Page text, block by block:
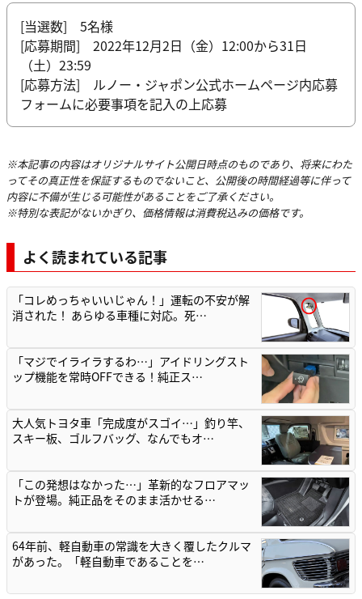
[当選数] 5名様
[応募期間] 2022年12月2日（金）12:00から31日
（土）23:59
[応募方法] ルノー・ジャポン公式ホームページ内応募
フォームに必要事項を記入の上応募
※本記事の内容はオリジナルサイト公開日時点のものであり、将来にわた
ってその真正性を保証するものでないこと、公開後の時間経過等に伴って
内容に不備が生じる可能性があることをご了承ください。
※特別な表記がないかぎり、価格情報は消費税込みの価格です。
よく読まれている記事
「コレめっちゃいいじゃん！」運転の不安が解
消された！ あらゆる車種に対応。死…
「マジでイライラするわ…」アイドリングスト
ップ機能を常時OFFできる！純正ス…
大人気トヨタ車「完成度がスゴイ…」釣り竿、
スキー板、ゴルフバッグ、なんでもオ…
「この発想はなかった…」革新的なフロアマッ
トが登場。純正品をそのまま活かせる…
64年前、軽自動車の常識を大きく覆したクルマ
があった。「軽自動車であることを…